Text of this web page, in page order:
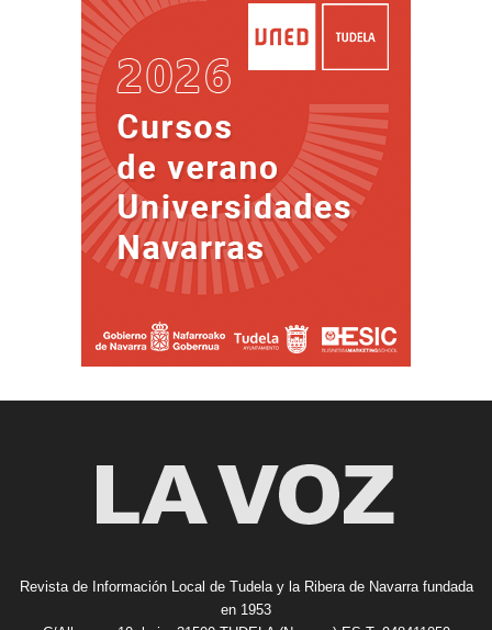
Revista de Información Local de Tudela y la Ribera de Navarra fundada
en 1953